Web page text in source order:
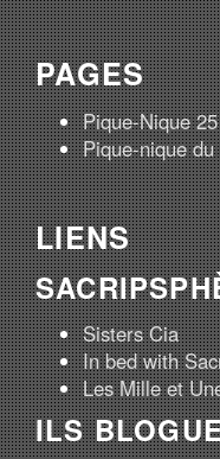
PAGES
Pique-Nique
Pique-nique
LIENS
Sisters Cia
In bed with
Les Mille et
ILS